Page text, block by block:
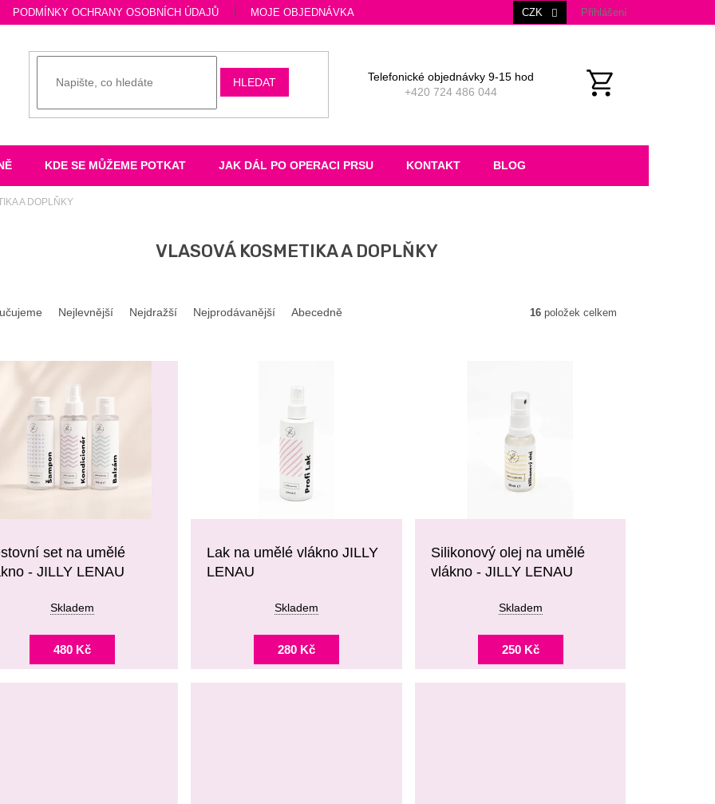
PODMÍNKY OCHRANY OSOBNÍCH ÚDAJŮ MOJE OBJEDNÁVKA CZK Přihlášení
HLEDAT
Telefonické objednávky 9-15 hod
+420 724 486 044
KDE SE MŮŽEME POTKAT JAK DÁL PO OPERACI PRSU KONTAKT BLOG
A DOPLŇKY
VLASOVÁ KOSMETIKA A DOPLŇKY
Nejlevnější Nejdražší Nejprodávanější Abecedně 16 položek celkem
set na umělé
- JILLY LENAU
Skladem
480 Kč
Lak na umělé vlákno JILLY
LENAU
Skladem
280 Kč
Silikonový olej na umělé
vlákno - JILLY LENAU
Skladem
250 Kč